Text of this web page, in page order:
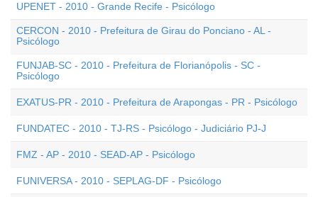
UPENET - 2010 - Grande Recife - Psicólogo
CERCON - 2010 - Prefeitura de Girau do Ponciano - AL -
Psicólogo
FUNJAB-SC - 2010 - Prefeitura de Florianópolis - SC -
Psicólogo
EXATUS-PR - 2010 - Prefeitura de Arapongas - PR - Psicólogo
FUNDATEC - 2010 - TJ-RS - Psicólogo - Judiciário PJ-J
FMZ - AP - 2010 - SEAD-AP - Psicólogo
FUNIVERSA - 2010 - SEPLAG-DF - Psicólogo